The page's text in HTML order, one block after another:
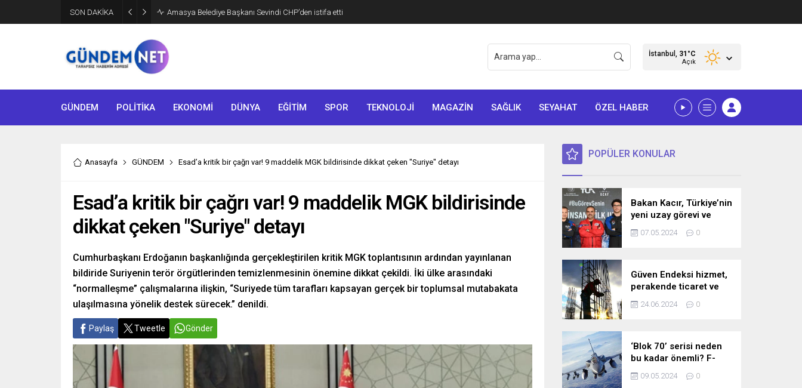
SON DAKİKA Amasya Belediye Başkanı Sevindi CHP’den istifa etti
İstanbul, 31 °C
Açık
GÜNDEM POLİTİKA EKONOMİ DÜNYA EĞİTİM SPOR TEKNOLOJİ MAGAZİN SAĞLIK SEYAHAT ÖZEL HABER
Anasayfa GÜNDEM Esad’a kritik bir çağrı var! 9 maddelik MGK bildirisinde dikkat çeken "Suriye" detayı
Esad’a kritik bir çağrı var! 9 maddelik MGK bildirisinde
dikkat çeken "Suriye" detayı
Cumhurbaşkanı Erdoğanın başkanlığında gerçekleştirilen kritik MGK toplantısının ardından yayınlanan
bildiride Suriyenin terör örgütlerinden temizlenmesinin önemine dikkat çekildi. İki ülke arasındaki
“normalleşme” çalışmalarına ilişkin, “Suriyede tüm tarafları kapsayan gerçek bir toplumsal mutabakata
ulaşılmasına yönelik destek sürecek.” denildi.
Paylaş Tweetle Gönder
POPÜLER KONULAR
Bakan Kacır, Türkiye’nin
yeni uzay görevi ve
bilim misyonunu
açıkladı! İşte detaylar…
07.05.2024 0
Güven Endeksi hizmet,
perakende ticaret ve
inşaat sektörlerinde
düştü
24.06.2024 0
‘Blok 70’ serisi neden
bu kadar önemli? F-
16’larla ilgili merak
edilenleri anlattı!
09.05.2024 0